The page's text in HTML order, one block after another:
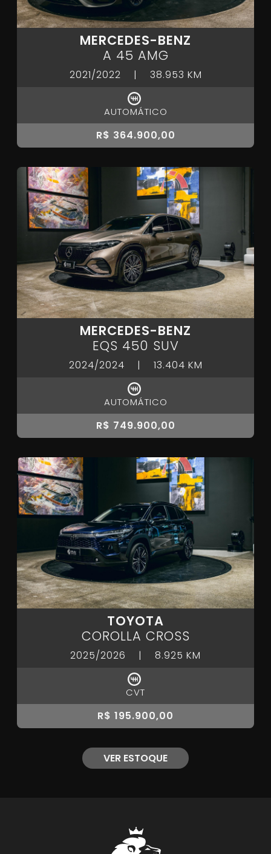
MERCEDES-BENZ
A 45 AMG
2021/2022 | 38.953 KM
AUTOMÁTICO
R$ 364.900,00
MERCEDES-BENZ
EQS 450 SUV
2024/2024 | 13.404 KM
AUTOMÁTICO
R$ 749.900,00
TOYOTA
COROLLA CROSS
2025/2026 | 8.925 KM
CVT
R$ 195.900,00
VER ESTOQUE